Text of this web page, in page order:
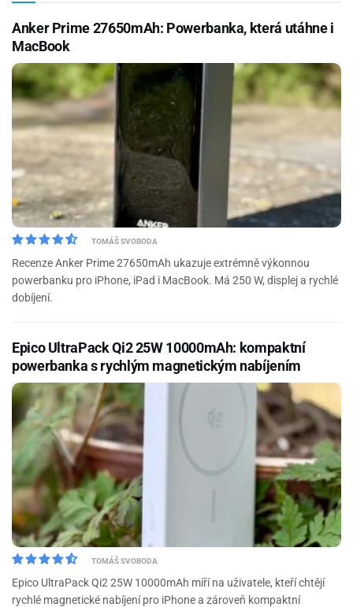
Anker Prime 27650mAh: Powerbanka, která utáhne i
MacBook
TOMÁŠ SVOBODA
Recenze Anker Prime 27650mAh ukazuje extrémně výkonnou
powerbanku pro iPhone, iPad i MacBook. Má 250 W, displej a rychlé
dobíjení.
Epico UltraPack Qi2 25W 10000mAh: kompaktní
powerbanka s rychlým magnetickým nabíjením
TOMÁŠ SVOBODA
Epico UltraPack Qi2 25W 10000mAh míří na uživatele, kteří chtějí
rychlé magnetické nabíjení pro iPhone a zároveň kompaktní